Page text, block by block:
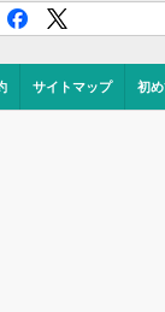
サイトマップ 初